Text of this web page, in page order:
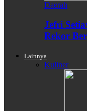
Daerah
Jefri
Rekor
Lainnya
Kuliner